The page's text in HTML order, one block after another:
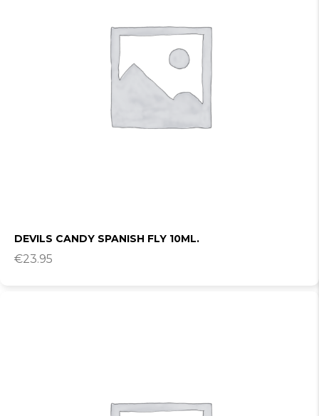
DEVILS CANDY SPANISH FLY 10ML.
€23.95